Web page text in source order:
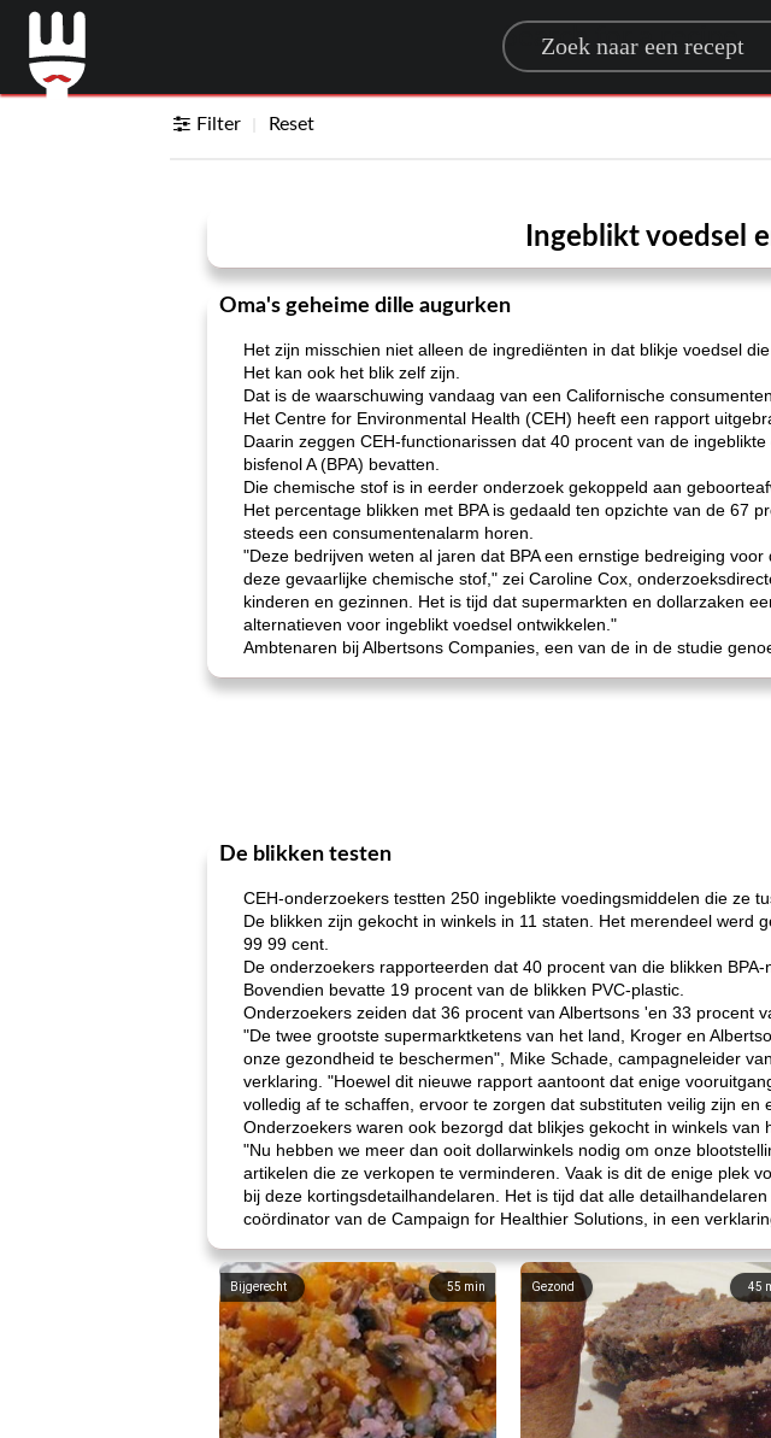
Search for a recipe
Filter Reset
Ingeblikt voedsel
Oma's geheime dille augurken
Het zijn misschien niet alleen de ingrediënten in dat blikje voedsel
Het kan ook het blik zelf zijn.
Dat is de waarschuwing vandaag van een Californische
Het Centre for Environmental Health (CEH) heeft een rapport
Daarin zeggen CEH-functionarissen dat 40 procent van de
bisfenol A (BPA) bevatten.
Die chemische stof is in eerder onderzoek gekoppeld aan
Het percentage blikken met BPA is gedaald ten opzichte van de 67
steeds een consumentenalarm horen.
"Deze bedrijven weten al jaren dat BPA een ernstige bedreiging
deze gevaarlijke chemische stof," zei Caroline Cox,
kinderen en gezinnen. Het is tijd dat supermarkten en dollarzaken
alternatieven voor ingeblikt voedsel ontwikkelen."
Ambtenaren bij Albertsons Companies, een van de in de studie
De blikken testen
CEH-onderzoekers testten 250 ingeblikte voedingsmiddelen die ze
De blikken zijn gekocht in winkels in 11 staten. Het merendeel werd
99 99 cent.
De onderzoekers rapporteerden dat 40 procent van die blikken
Bovendien bevatte 19 procent van de blikken PVC-plastic.
Onderzoekers zeiden dat 36 procent van Albertsons 'en 33 procent
"De twee grootste supermarktketens van het land, Kroger en
onze gezondheid te beschermen", Mike Schade, campagneleider
verklaring. "Hoewel dit nieuwe rapport aantoont dat enige
volledig af te schaffen, ervoor te zorgen dat substituten veilig zijn
Onderzoekers waren ook bezorgd dat blikjes gekocht in winkels van
"Nu hebben we meer dan ooit dollarwinkels nodig om onze
artikelen die ze verkopen te verminderen. Vaak is dit de enige plek
bij deze kortingsdetailhandelaren. Het is tijd dat alle
coördinator van de Campaign for Healthier Solutions, in een
55 min
Bijgerecht 45
Gezond